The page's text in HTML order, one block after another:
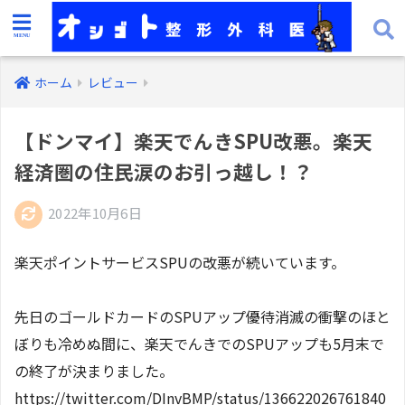
ホーム レビュー
【ドンマイ】楽天でんきSPU改悪。楽天
経済圏の住民涙のお引っ越し！？
2022年10月6日
楽天ポイントサービスSPUの改悪が続いています。
先日のゴールドカードのSPUアップ優待消滅の衝撃のほと
ぼりも冷めぬ間に、楽天でんきでのSPUアップも5月末で
の終了が決まりました。
https://twitter.com/DInvBMP/status/136622026761840